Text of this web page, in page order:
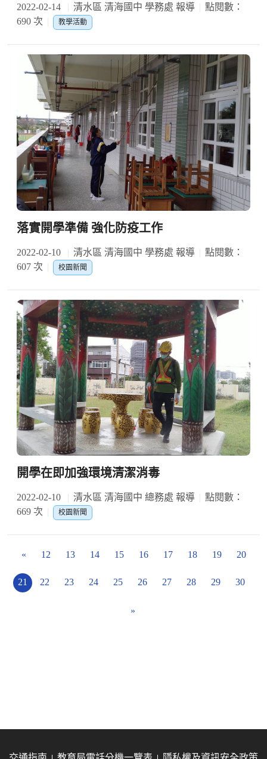
2022-02-14 清水區 清海國中 學務處 報導
點閱數：
690 次
教學活動
落實開學準備 強化防疫工作
2022-02-10 清水區 清海國中 學務處 報導
點閱數：
607 次
校園新聞
開學在即加強環境清潔消毒
2022-02-10 清水區 清海國中 總務處 報導
點閱數：
669 次
校園新聞
« 12 13 14 15 16 17 18 19 20
21 22 23 24 25 26 27 28 29 30
»